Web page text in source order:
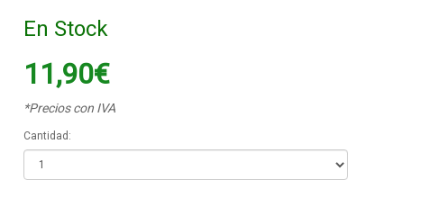
En Stock
11,90€
*Precios con IVA
Cantidad: